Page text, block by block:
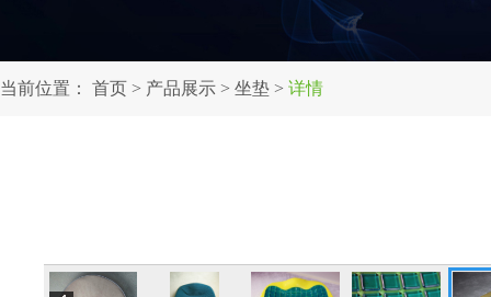
当前位置： 首页 > 产品展示 > 坐垫 > 详情